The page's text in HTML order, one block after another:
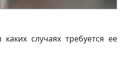
случаях требуется ее